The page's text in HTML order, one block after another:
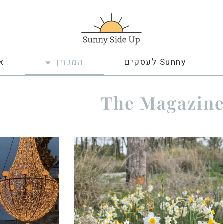
Sunny לעסקים המגזין
The Magazine